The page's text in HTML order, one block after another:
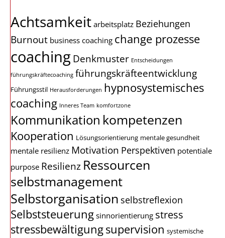
Achtsamkeit arbeitsplatz Beziehungen
Burnout business coaching change prozesse
coachingDenkmuster Entscheidungen
führungskräftecoaching führungskräfteentwicklung
Führungsstil Herausforderungen hypnosystemisches
coaching Inneres Team komfortzone
Kommunikation kompetenzen
Kooperation Lösungsorientierung mentale gesundheit
mentale resilienz Motivation Perspektiven potentiale
purpose Resilienz Ressourcen
selbstmanagement
Selbstorganisation selbstreflexion
Selbststeuerung sinnorientierung stress
stressbewältigungsupervision systemische